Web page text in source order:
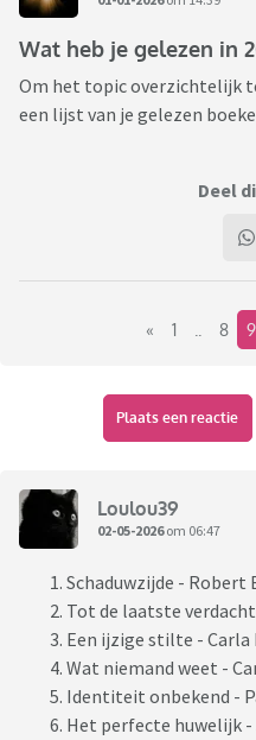
Wat heb je gelezen in
Om het topic overzichtelijk
een lijst van je gelezen
Deel
« 1 8 9
Plaats een reactie
Loulou39
02-05-2026om 06:47
Schaduwzijde - Robert
Tot de laatste
Een ijzige stilte - Carla
Wat niemand weet -
Identiteit onbekend -
Het perfecte huwelijk -